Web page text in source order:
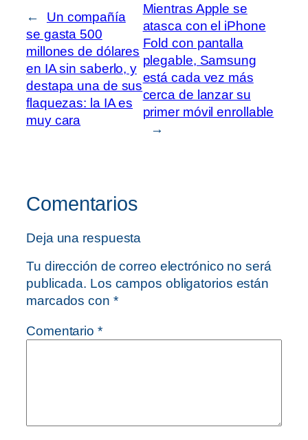
←
Un compañía
se gasta 500
millones de dólares
en IA sin saberlo, y
destapa una de sus
flaquezas: la IA es
muy cara
Mientras Apple se
atasca con el iPhone
Fold con pantalla
plegable, Samsung
está cada vez más
cerca de lanzar su
primer móvil enrollable
→
Comentarios
Deja una respuesta
Tu dirección de correo electrónico no será
publicada. Los campos obligatorios están
marcados con *
Comentario *